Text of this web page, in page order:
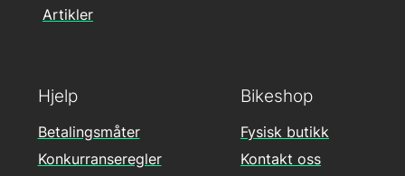
Hjelp
Betalingsmåter
Konkurranseregler
Artikler
Bikeshop
Fysisk butikk
Kontakt oss